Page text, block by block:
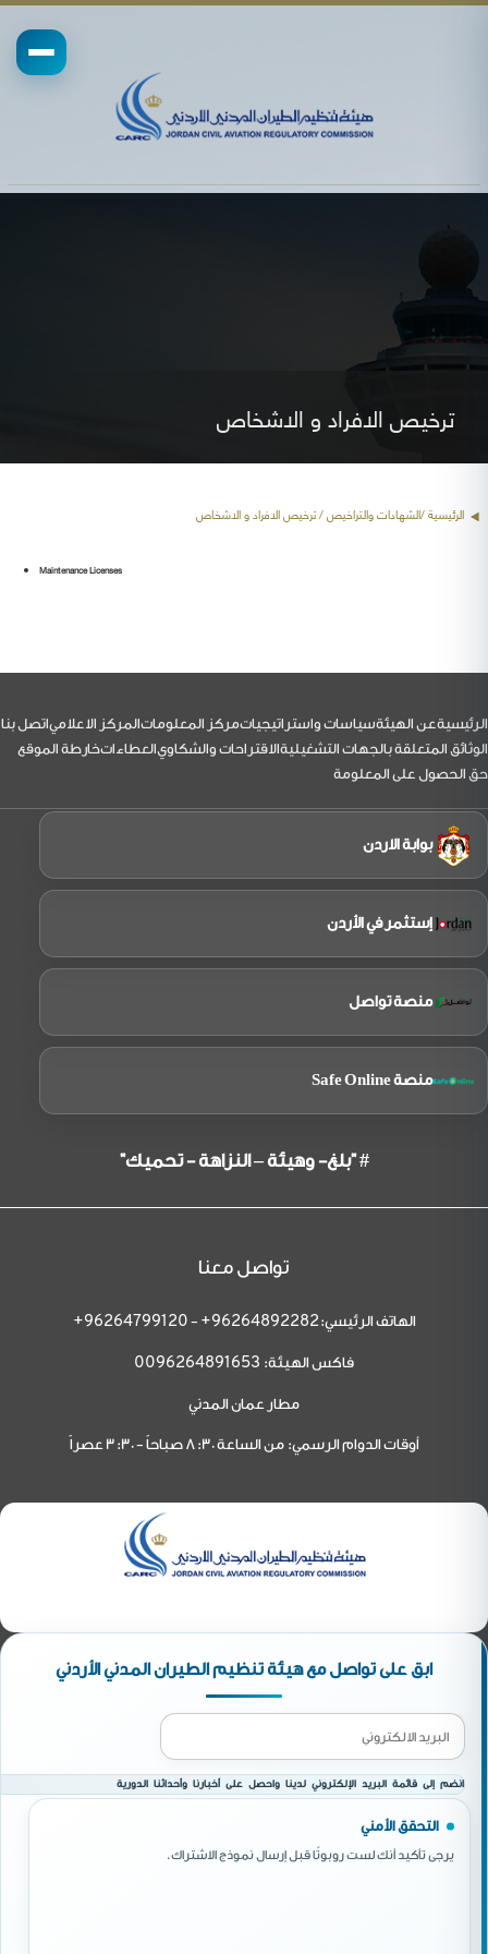
ترخيص الافراد و الاشخاص
الرئيسية /الشهادات والتراخيص/ ترخيص الافراد و الاشخاص
Maintenance Licenses
التذييل
الرئيسيةعن الهيئةسياسات واستراتيجياتمركز المعلوماتالمركز الاعلامياتصل بنا
الوثائق المتعلقة بالجهات التشغيليةالاقتراحات والشكاويالعطاءاتخارطة الموقع
حق الحصول على المعلومة
بوابة الاردن
إستثمر في الأردن
منصة تواصل
منصة Safe Online
# "بلغ- وهيئة – النزاهة - تحميك"
تواصل معنا
الهاتف الرئيسي: 96264892282+
-
96264799120+
فاكس الهيئة: 0096264891653
مطار عمان المدني
أوقات الدوام الرسمي: من الساعة 8:30 صباحاً - 3:30 عصراً
ابق على تواصل مع هيئة تنظيم الطيران المدني الأردني
انضم إلى قائمة البريد الإلكتروني لدينا واحصل على أخبارنا وأحداثنا الدورية
التحقق الأمني
يرجى تأكيد أنك لست روبوتًا قبل إرسال نموذج الاشتراك.